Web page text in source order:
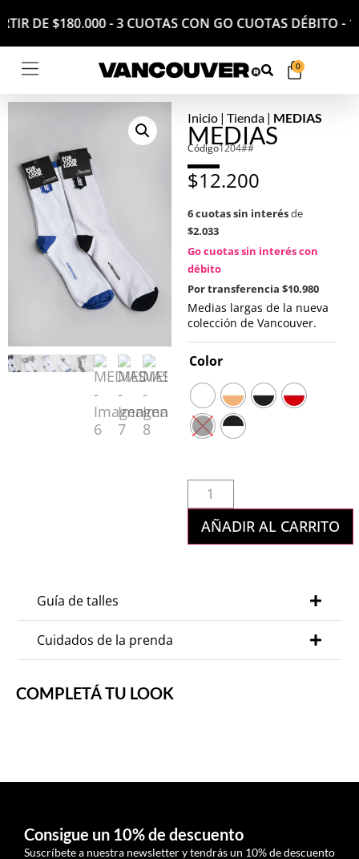
DE $180.000 - 3 CUOTAS CON GO CUOTAS DÉBITO
0
Inicio| Tienda| MEDIAS
MEDIAS
Código1204##
$12.200
6 cuotas sin interésde
$2.033
Go cuotas sin interés con
débito
Por transferencia $10.980
Medias largas de la nueva
colección de Vancouver.
Color
AÑADIR AL CARRITO
Guía de talles
Cuidados de la prenda
COMPLETÁ TU LOOK
Consigue un 10% de descuento
Suscríbete a nuestra newsletter y tendrás un 10% de descuento